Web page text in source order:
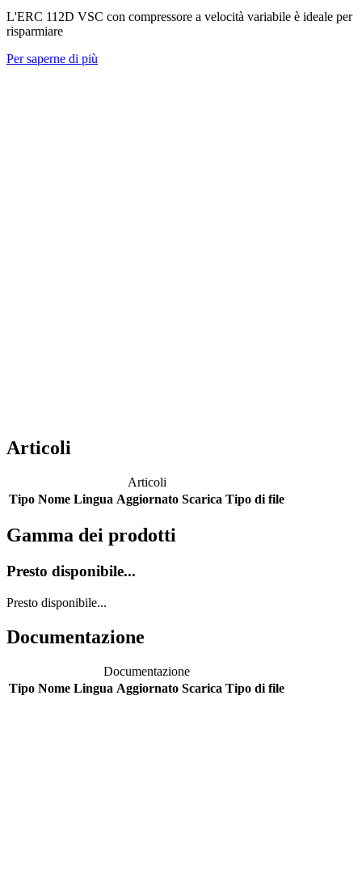
L'ERC 112D VSC con compressore a velocità variabile è ideale per
risparmiare
Per saperne di più
Articoli
Articoli
Tipo Nome Lingua Aggiornato Scarica Tipo di file
Gamma dei prodotti
Presto disponibile...
Presto disponibile...
Documentazione
Documentazione
Tipo Nome Lingua Aggiornato Scarica Tipo di file